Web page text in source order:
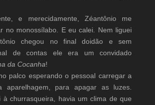
e merecidamente, Zéantônio me
no monossílabo. E eu calei. Nem liguei
chegou no final doidão e sem
de contas ele era um convidado
da Cocanha!
palco esperando o pessoal carregar a
aparelhagem, para apagar as luzes.
à churrasqueira, havia um clima de que